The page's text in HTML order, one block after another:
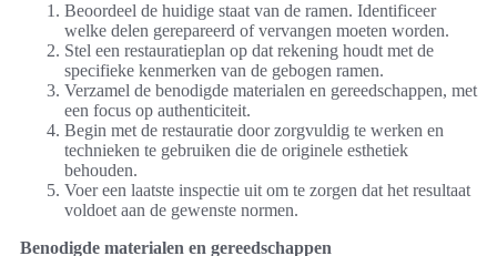
Beoordeel de huidige staat van de ramen. Identificeer
welke delen gerepareerd of vervangen moeten worden.
Stel een restauratieplan op dat rekening houdt met de
specifieke kenmerken van de gebogen ramen.
Verzamel de benodigde materialen en gereedschappen, met
een focus op authenticiteit.
Begin met de restauratie door zorgvuldig te werken en
technieken te gebruiken die de originele esthetiek
behouden.
Voer een laatste inspectie uit om te zorgen dat het resultaat
voldoet aan de gewenste normen.
Benodigde materialen en gereedschappen